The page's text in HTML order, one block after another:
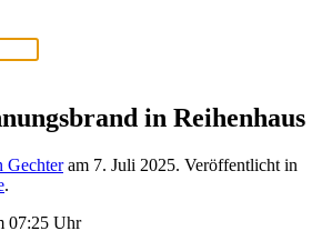
in Reihenhaus
Gechteram 7. Juli 2025. Veröffentlicht in
.
07:25 Uhr